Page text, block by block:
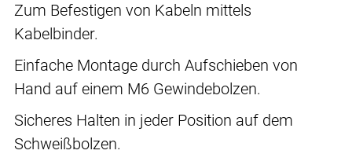
Zum Befestigen von Kabeln mittels
Kabelbinder.
Einfache Montage durch Aufschieben von
Hand auf einem M6 Gewindebolzen.
Sicheres Halten in jeder Position auf dem
Schweißbolzen.